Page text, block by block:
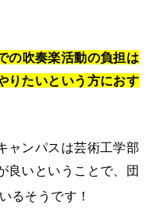
の吹奏楽活動の負担は
りたいという方におす
ャンパスは芸術工学部
良いということで、団
るそうです！